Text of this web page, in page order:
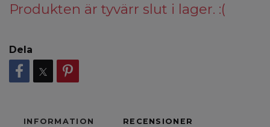
Produkten är tyvärr slut i lager. :(
Dela
INFORMATION RECENSIONER